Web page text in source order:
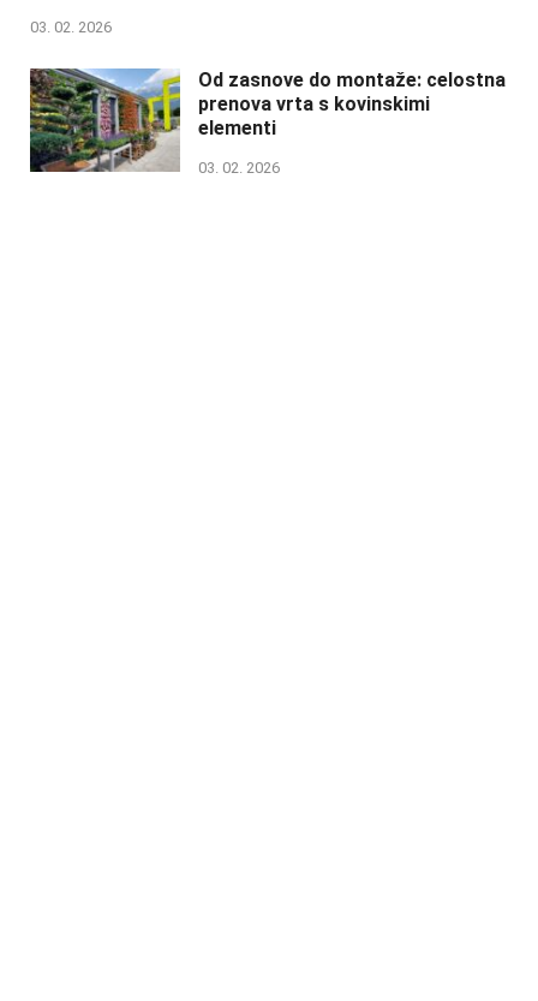
03. 02. 2026
Od zasnove do montaže: celostna
prenova vrta s kovinskimi
elementi
03. 02. 2026